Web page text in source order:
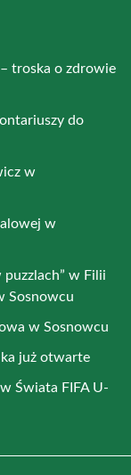
troska o zdrowie
do
w
w
w Filii
Sosnowcu
w Sosnowcu
już otwarte
Świata FIFA U-